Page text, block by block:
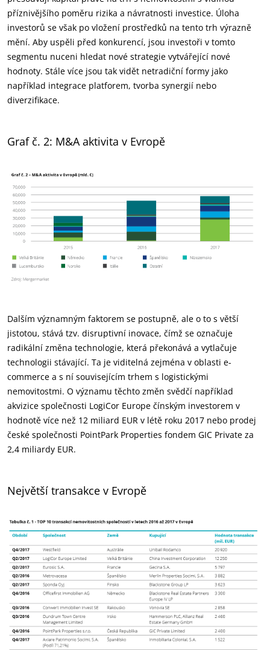
příznivějšího poměru rizika a návratnosti investice. Úloha
investorů se však po vložení prostředků na tento trh výrazně
mění. Aby uspěli před konkurencí, jsou investoři v tomto
segmentu nuceni hledat nové strategie vytvářející nové
hodnoty. Stále více jsou tak vidět netradiční formy jako
například integrace platforem, tvorba synergií nebo
diverzifikace.
Graf č. 2: M&A aktivita v Evropě
Dalším významným faktorem se postupně, ale o to s větší
jistotou, stává tzv. disruptivní inovace, čímž se označuje
radikální změna technologie, která překonává a vytlačuje
technologii stávající. Ta je viditelná zejména v oblasti e-
commerce a s ní souvisejícím trhem s logistickými
nemovitostmi. O významu těchto změn svědčí například
akvizice společnosti LogiCor Europe čínským investorem v
hodnotě více než 12 miliard EUR v létě roku 2017 nebo prodej
české společnosti PointPark Properties fondem GIC Private za
2,4 miliardy EUR.
Největší transakce v Evropě